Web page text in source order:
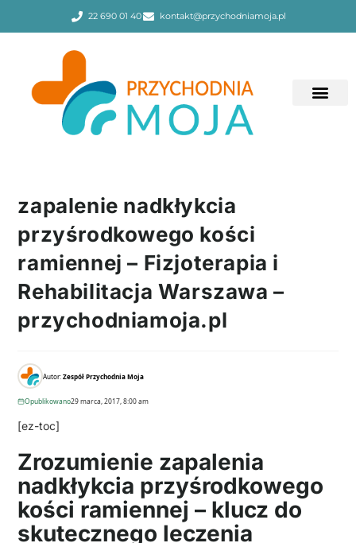
22 690 01 40 kontakt@przychodniamoja.pl
zapalenie nadkłykcia
przyśrodkowego kości
ramiennej – Fizjoterapia i
Rehabilitacja Warszawa –
przychodniamoja.pl
Autor:Zespół Przychodnia Moja
Opublikowano29 marca, 2017, 8:00 am
[ez-toc]
Zrozumienie zapalenia
nadkłykcia przyśrodkowego
kości ramiennej – klucz do
skutecznego leczenia